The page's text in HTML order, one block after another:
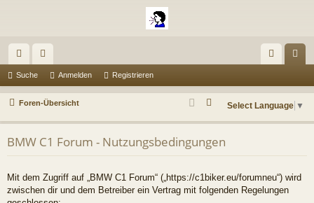
ch
ne
ug
riff
en m
n
ist
n
Suche Anmelden Registrieren
Foren-Übersicht Select Language ▼
h
BMW C1 Forum - Nutzungsbedingungen
Mit dem Zugriff auf „BMW C1 Forum“ („https://c1biker.eu/forumneu“) wird
zwischen dir und dem Betreiber ein Vertrag mit folgenden Regelungen